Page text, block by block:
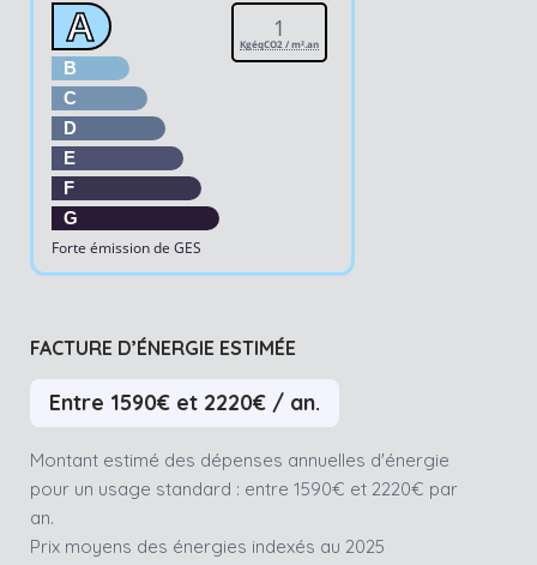
A
B
C
D
E
F
G
Forte émission de GES
1
KgéqCO2 / m².an
FACTURE D’ÉNERGIE ESTIMÉE
Entre 1590€ et 2220€ / an.
Montant estimé des dépenses annuelles d'énergie
pour un usage standard : entre 1590€ et 2220€ par
an.
Prix moyens des énergies indexés au 2025